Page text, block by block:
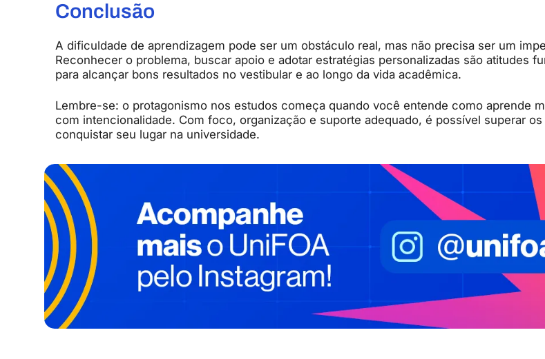
Conclusão
A dificuldade de aprendizagem pode ser um obstáculo real, mas não precisa ser um
Reconhecer o problema, buscar apoio e adotar estratégias personalizadas são atitudes
para alcançar bons resultados no vestibular e ao longo da vida acadêmica.
Lembre-se: o protagonismo nos estudos começa quando você entende como aprende
com intencionalidade. Com foco, organização e suporte adequado, é possível superar os
conquistar seu lugar na universidade.